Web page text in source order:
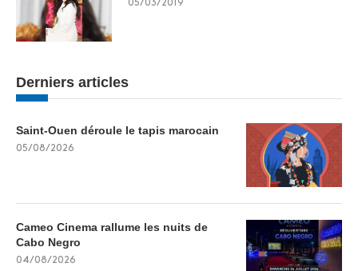
05/03/2019
Derniers articles
Saint-Ouen déroule le tapis marocain
05/08/2026
Cameo Cinema rallume les nuits de
Cabo Negro
04/08/2026